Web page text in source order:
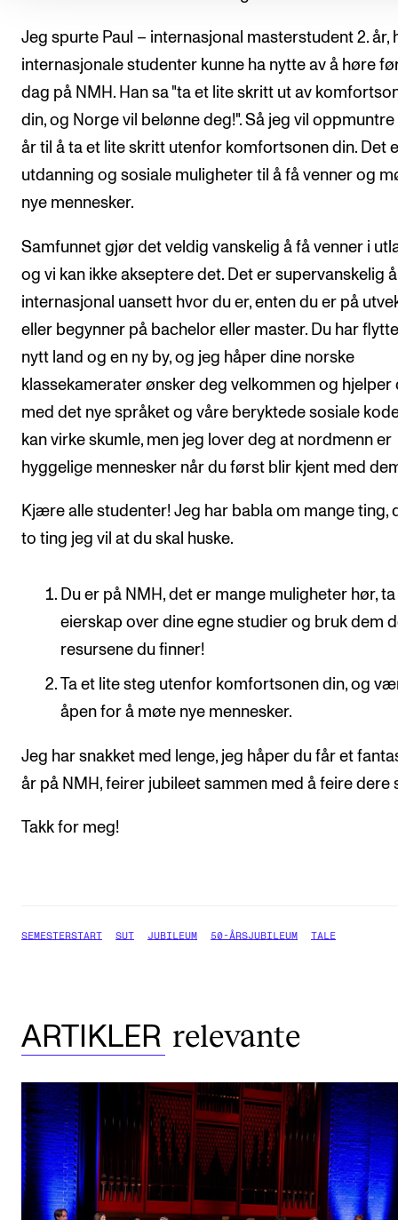
Jeg spurte Paul – internasjonal masterstudent 2. år,
internasjonale studenter kunne ha nytte av å høre
dag på NMH. Han sa "ta et lite skritt ut av
din, og Norge vil belønne deg!". Så jeg vil oppmuntre
år til å ta et lite skritt utenfor komfortsonen din. Det
utdanning og sosiale muligheter til å få venner og
nye mennesker.
Samfunnet gjør det veldig vanskelig å få venner i
og vi kan ikke akseptere det. Det er supervanskelig
internasjonal uansett hvor du er, enten du er på
eller begynner på bachelor eller master. Du har
nytt land og en ny by, og jeg håper dine norske
klassekamerater ønsker deg velkommen og hjelper
med det nye språket og våre beryktede sosiale
kan virke skumle, men jeg lover deg at nordmenn er
hyggelige mennesker når du først blir kjent med
Kjære alle studenter! Jeg har babla om mange ting,
to ting jeg vil at du skal huske.
Du er på NMH, det er mange muligheter hør, ta
eierskap over dine egne studier og bruk dem
resursene du finner!
Ta et lite steg utenfor komfortsonen din, og
åpen for å møte nye mennesker.
Jeg har snakket med lenge, jeg håper du får et
år på NMH, feirer jubileet sammen med å feire dere
Takk for meg!
SEMESTERSTART SUT JUBILEUM 50-ÅRSJUBILEUM TALE
ARTIKLER relevante